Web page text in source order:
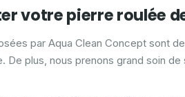
votre pierre roulée
par Aqua Clean Concept sont
De plus, nous prenons grand soin